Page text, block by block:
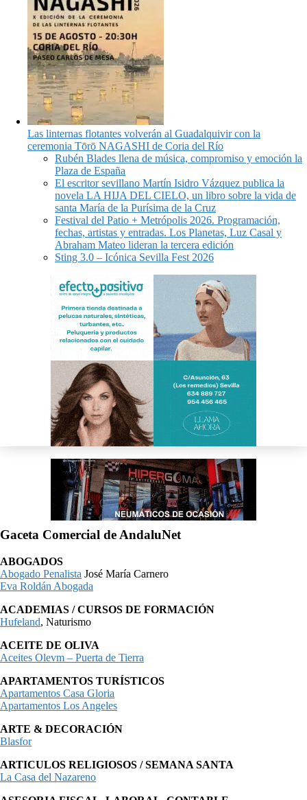
Las linternas flotantes volverán al Guadalquivir con la
ceremonia Tōrō NAGASHI de Coria del Río
Rubén Blades llena de música, compromiso y emoción la
Plaza de España
El escritor sevillano Martín Isidro Vázquez publica la
novela LA HIJA DEL CIELO, un libro sobre la vida de
santa María de la Purísima de la Cruz
Festival del Patio + Metrópolis 2026. Programación,
fechas, artistas y entradas. Los Planetas, Luz Casal y
Abraham Mateo lideran la tercera edición
Sting 3.0 – Icónica Sevilla Fest 2026
Gaceta Comercial de AndaluNet
ABOGADOS
Abogado Penalista José María Carnero
Eva Roldán Abogada
ACADEMIAS / CURSOS DE FORMACIÓN
Hufeland, Naturismo
ACEITE DE OLIVA
Aceites Olevm – Puerta de Tierra
APARTAMENTOS TURÍSTICOS
Apartamentos Casa Gloria
Apartamentos Los Angeles
ARTE & DECORACIÓN
Blasfor
ARTICULOS RELIGIOSOS / SEMANA SANTA
La Casa del Nazareno